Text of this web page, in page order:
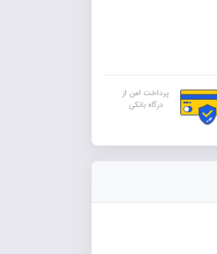
پرداخت امن از
درگاه بانکی